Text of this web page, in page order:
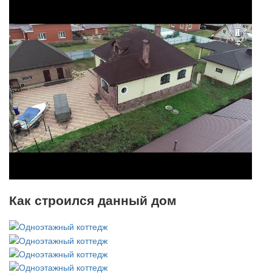
Как строился данный дом